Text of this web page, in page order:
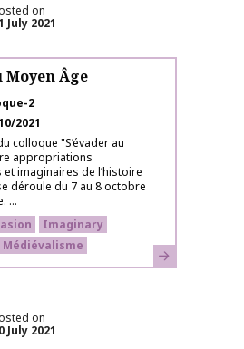
on
July 2021
Moyen Âge
2
2021
colloque "S’évader au
appropriations
imaginaires de l’histoire
déroule du 7 au 8 octobre
...
Imaginary
Médiévalisme Learn more
on
July 2021